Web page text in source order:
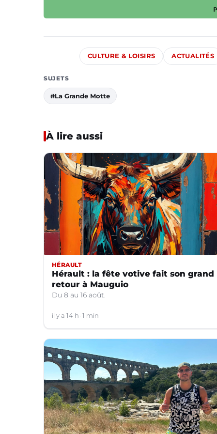
CULTURE & LOISIRS ACTUALITÉS
SUJETS
#La Grande Motte
À lire aussi
HÉRAULT
Hérault : la fête votive fait son grand
retour à Mauguio
Du 8 au 16 août.
il y a 14 h 1 min